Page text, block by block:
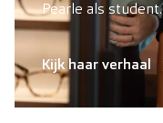
Pearle als student.
Kijk haar verhaal